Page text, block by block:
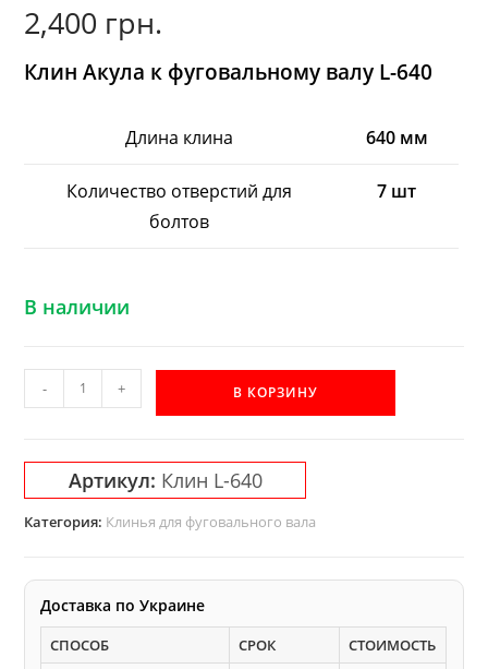
2,400 грн.
Клин Акула к фуговальному валу L-640
Длина клина 640 мм
Количество отверстий для
болтов
7 шт
В наличии
Количество
товара
640
клин
фуговальному
строгальному
- + В КОРЗИНУ
Артикул: Клин L-640
Категория: Клинья для фуговального вала
Доставка по Украине
СПОСОБ СРОК
СТОИМОСТЬ